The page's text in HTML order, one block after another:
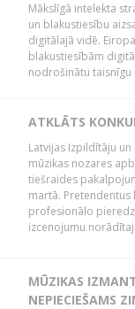
Mākslīgā intelekta
un blakustiesību
digitālajā vidē.
blakustiesībām
nodrošinātu taisnīgu
ATKLĀTS
Latvijas Izpildītāju
mūzikas nozares
tiešraides
martā. Pretendentus
profesionālo
izcenojumu
MŪZIKAS
NEPIECIEŠAMS